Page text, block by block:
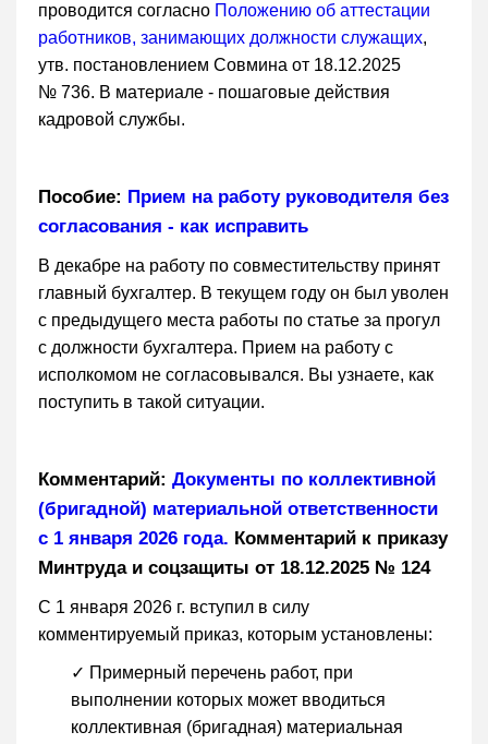
проводится согласно Положению об аттестации
работников, занимающих должности служащих,
утв. постановлением Совмина от 18.12.2025
№ 736. В материале - пошаговые действия
кадровой службы.
Пособие: Прием на работу руководителя без
согласования - как исправить
В декабре на работу по совместительству принят
главный бухгалтер. В текущем году он был уволен
с предыдущего места работы по статье за прогул
с должности бухгалтера. Прием на работу с
исполкомом не согласовывался. Вы узнаете, как
поступить в такой ситуации.
Комментарий: Документы по коллективной
(бригадной) материальной ответственности
с 1 января 2026 года. Комментарий к приказу
Минтруда и соцзащиты от 18.12.2025 № 124
С 1 января 2026 г. вступил в силу
комментируемый приказ, которым установлены:
✓ Примерный перечень работ, при
выполнении которых может вводиться
коллективная (бригадная) материальная